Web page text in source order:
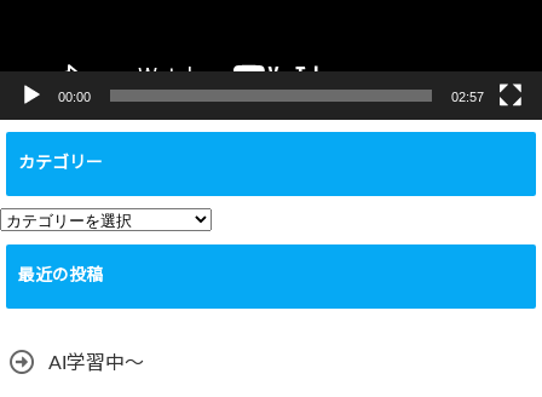
00:00 02:57
カテゴリー
カ
テ
リ
最近の投稿
AI学習中〜